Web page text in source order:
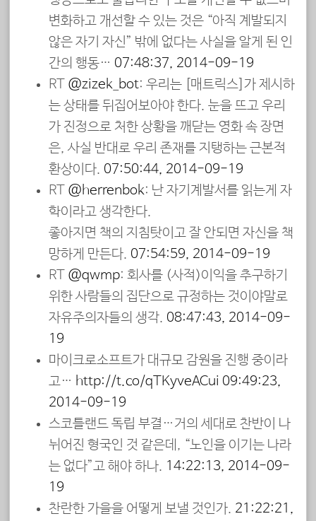
변화하고 개선할 수 있는 것은 “아직 계발되지
않은 자기 자신” 밖에 없다는 사실을 알게 된 인
간의 행동… 07:48:37, 2014-09-19
RT @zizek_bot: 우리는 [매트릭스]가 제시하
는 상태를 뒤집어보아야 한다. 눈을 뜨고 우리
가 진정으로 처한 상황을 깨닫는 영화 속 장면
은, 사실 반대로 우리 존재를 지탱하는 근본적
환상이다. 07:50:44, 2014-09-19
RT @herrenbok: 난 자기계발서를 읽는게 자
학이라고 생각한다.
좋아지면 책의 지침탓이고 잘 안되면 자신을 책
망하게 만든다. 07:54:59, 2014-09-19
RT @qwmp: 회사를 (사적)이익을 추구하기
위한 사람들의 집단으로 규정하는 것이야말로
자유주의자들의 생각. 08:47:43, 2014-09-
19
마이크로소프트가 대규모 감원을 진행 중이라
고… http://t.co/qTKyveACui 09:49:23,
2014-09-19
스코틀랜드 독립 부결…거의 세대로 찬반이 나
뉘어진 형국인 것 같은데, “노인을 이기는 나라
는 없다”고 해야 하나. 14:22:13, 2014-09-
19
찬란한 가을을 어떻게 보낼 것인가. 21:22:21,